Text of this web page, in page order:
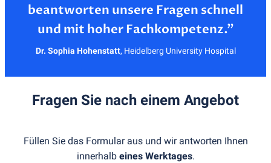
beantworten unsere Fragen schnell
Dr. Sophia Hohenstatt, Heidelberg University Hospital
Fragen Sie nach einem Angebot
Füllen Sie das Formular aus und wir antworten Ihnen
innerhalb eines Werktages.